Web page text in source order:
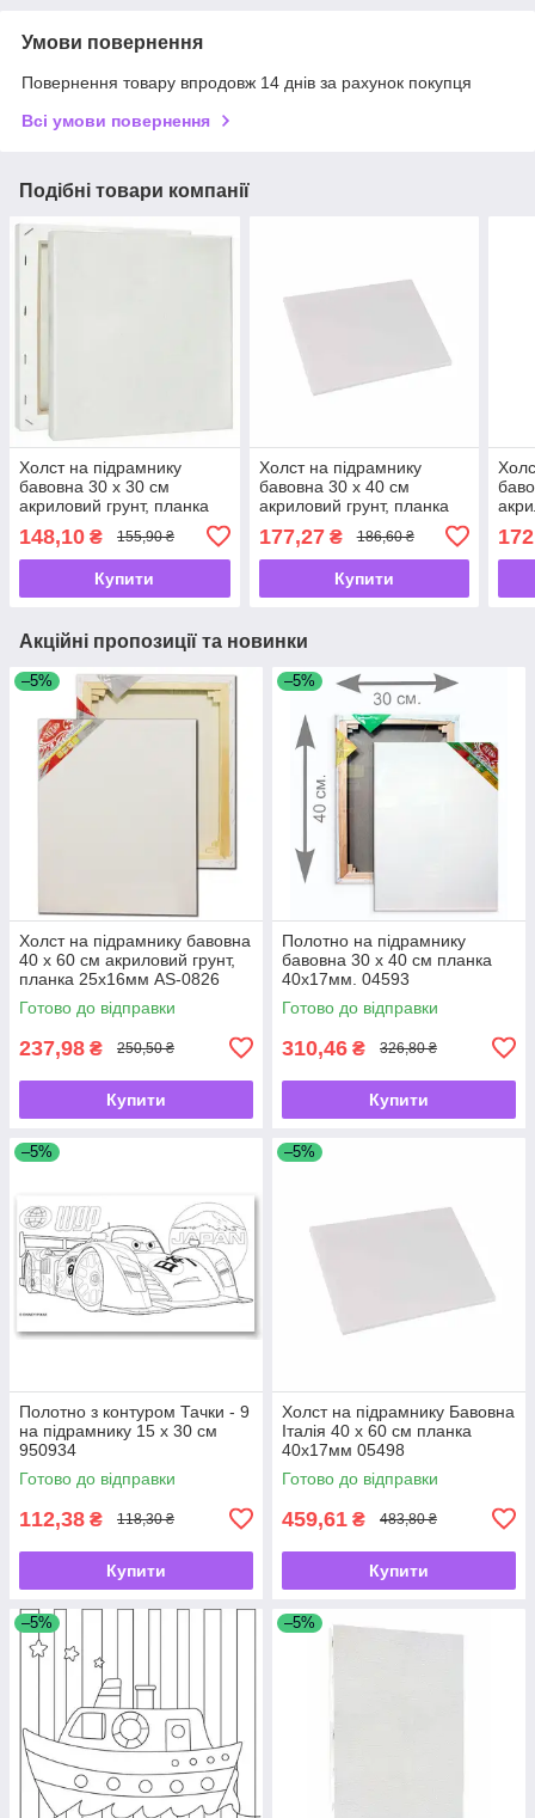
Умови повернення
Повернення товару впродовж 14 днів за рахунок покупця
Всі умови повернення
Подібні товари компанії
Холст на підрамнику
бавовна 30 х 30 см
акриловий грунт, планка
148,10 ₴ 155,90 ₴
Купити
Холст на підрамнику
бавовна 30 х 40 см
акриловий грунт, планка
177,27₴ 186,60 ₴
Купити
Акційні пропозиції та новинки
–5%
Холст на підрамнику бавовна
40 х 60 см акриловий грунт,
планка 25х16мм AS-0826
Готово до відправки
237,98 ₴ 250,50 ₴
Купити
–5%
Полотно на підрамнику
бавовна 30 х 40 см планка
40х17мм. 04593
Готово до відправки
310,46 ₴ 326,80 ₴
Купити
–5%
Полотно з контуром Тачки - 9
на підрамнику 15 х 30 см
950934
Готово до відправки
112,38 ₴ 118,30 ₴
Купити
–5%
Холст на підрамнику Бавовна
Італія 40 х 60 см планка
40х17мм 05498
Готово до відправки
459,61 ₴ 483,80 ₴
Купити
–5% –5%